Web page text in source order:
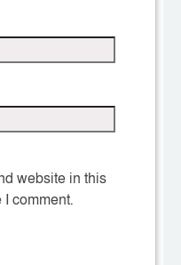
website in this
comment.